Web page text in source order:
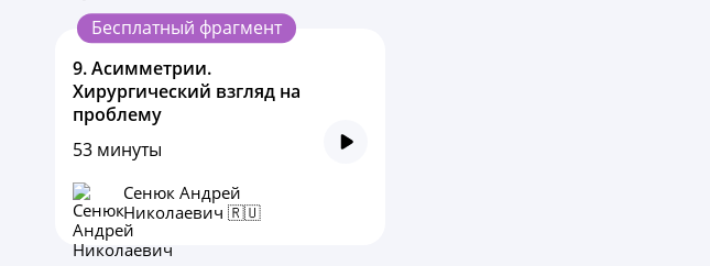
Бесплатный фрагмент
9.Асимметрии.
Хирургический взгляд на
проблему
53 минуты
Сенюк Андрей
Николаевич 🇷🇺